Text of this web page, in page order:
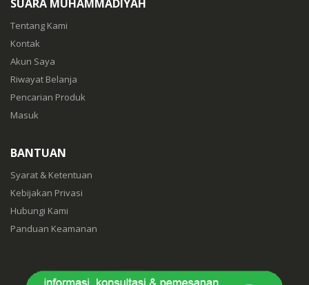
SUARA MUHAMMADIYAH
Tentang Kami
Kontak
Akun Saya
Riwayat Belanja
Pencarian Produk
Masuk
BANTUAN
Syarat & Ketentuan
Kebijakan Privasi
Hubungi Kami
Panduan Keamanan